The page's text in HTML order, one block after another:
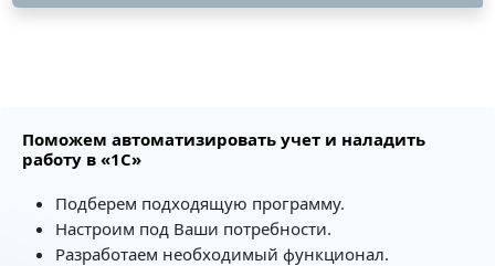
Поможем автоматизировать учет и наладить
работу в «1С»
Подберем подходящую программу.
Настроим под Ваши потребности.
Разработаем необходимый функционал.